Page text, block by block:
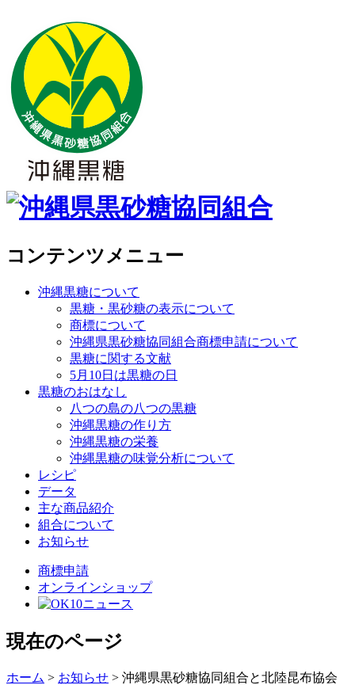
コンテンツメニュー
沖縄黒糖について
黒糖・黒砂糖の表示について
商標について
沖縄県黒砂糖協同組合商標申請について
黒糖に関する文献
5月10日は黒糖の日
黒糖のおはなし
八つの島の八つの黒糖
沖縄黒糖の作り方
沖縄黒糖の栄養
沖縄黒糖の味覚分析について
レシピ
データ
主な商品紹介
組合について
お知らせ
商標申請
オンラインショップ
現在のページ
ホーム > お知らせ > 沖縄県黒砂糖協同組合と北陸昆布協会